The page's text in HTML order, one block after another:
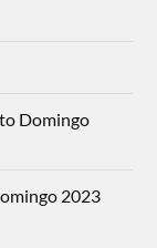
Domingo
2023